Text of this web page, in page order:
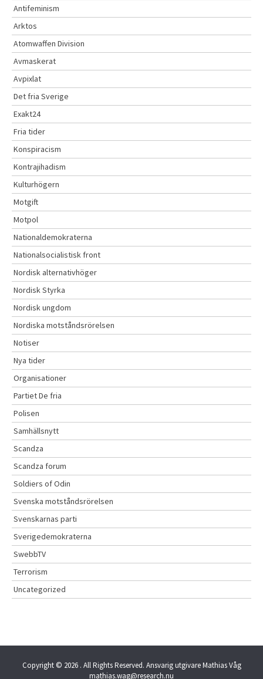
Antifeminism
Arktos
Atomwaffen Division
Avmaskerat
Avpixlat
Det fria Sverige
Exakt24
Fria tider
Konspiracism
Kontrajihadism
Kulturhögern
Motgift
Motpol
Nationaldemokraterna
Nationalsocialistisk front
Nordisk alternativhöger
Nordisk Styrka
Nordisk ungdom
Nordiska motståndsrörelsen
Notiser
Nya tider
Organisationer
Partiet De fria
Polisen
Samhällsnytt
Scandza
Scandza forum
Soldiers of Odin
Svenska motståndsrörelsen
Svenskarnas parti
Sverigedemokraterna
SwebbTV
Terrorism
Uncategorized
Copyright © 2026 . All Rights Reserved. Ansvarig utgivare Mathias Våg
mathias.wag@research.nu